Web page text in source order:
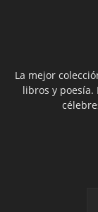
La mejor
libros y poesía.